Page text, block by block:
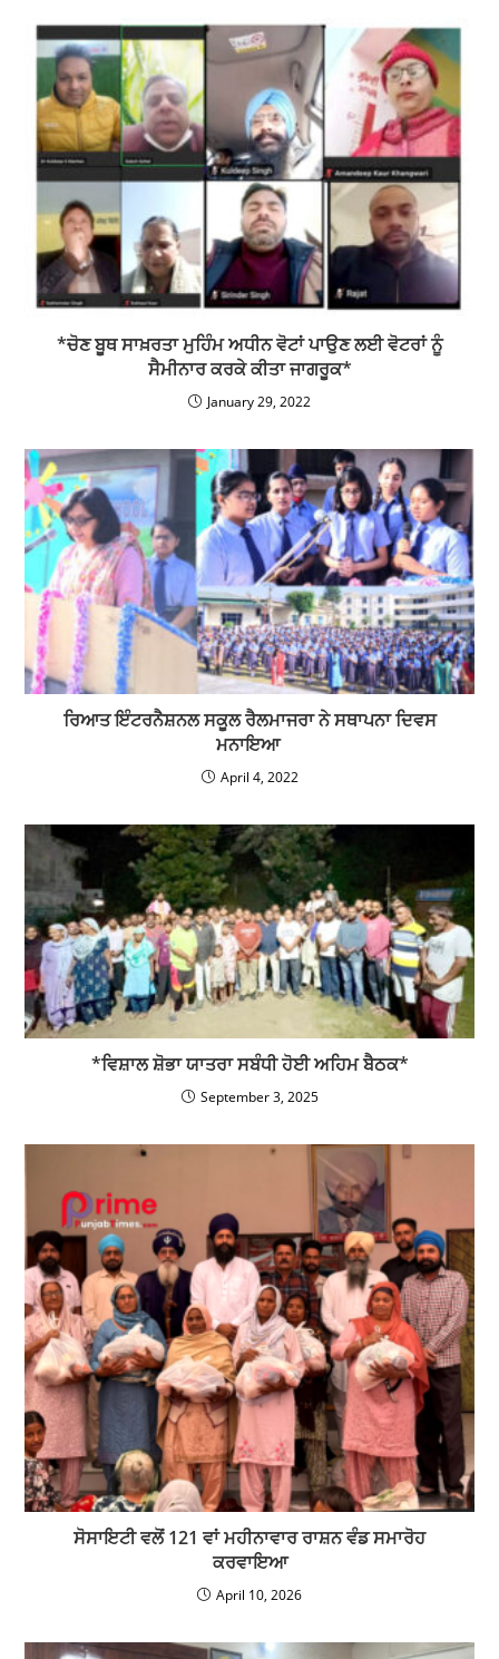
*ਚੋਣ ਬੂਥ ਸਾਖ਼ਰਤਾ ਮੁਹਿੰਮ ਅਧੀਨ ਵੋਟਾਂ ਪਾਉਣ ਲਈ ਵੋਟਰਾਂ ਨੂੰ
ਸੈਮੀਨਾਰ ਕਰਕੇ ਕੀਤਾ ਜਾਗਰੂਕ*
January 29, 2022
ਰਿਆਤ ਇੰਟਰਨੈਸ਼ਨਲ ਸਕੂਲ ਰੈਲਮਾਜਰਾ ਨੇ ਸਥਾਪਨਾ ਦਿਵਸ
ਮਨਾਇਆ
April 4, 2022
*ਵਿਸ਼ਾਲ ਸ਼ੋਭਾ ਯਾਤਰਾ ਸਬੰਧੀ ਹੋਈ ਅਹਿਮ ਬੈਠਕ*
September 3, 2025
ਸੋਸਾਇਟੀ ਵਲੋਂ 121 ਵਾਂ ਮਹੀਨਾਵਾਰ ਰਾਸ਼ਨ ਵੰਡ ਸਮਾਰੋਹ
ਕਰਵਾਇਆ
April 10, 2026